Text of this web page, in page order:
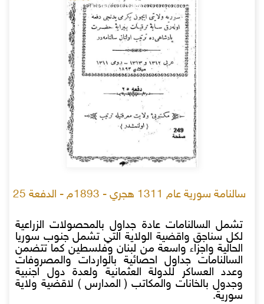
سالنامة سورية عام 1311 هجري - 1893م - الدفعة 25
تشمل السالنامات عادة جداول بالمحصولات الزراعية
لكل سناجق واقضية الولاية التي تشمل جنوب سوريا
الحالية واجزاء واسعة من لبنان وفلسطين كما تتضمن
السالنامات جداول احصائية بالواردات والمصروفات
وعدد العساكر للدولة العثمانية ولعدة دول اجنبية
وجدول بالخانات والمكاتب ( المدارس ) لاقضية ولاية
سورية.